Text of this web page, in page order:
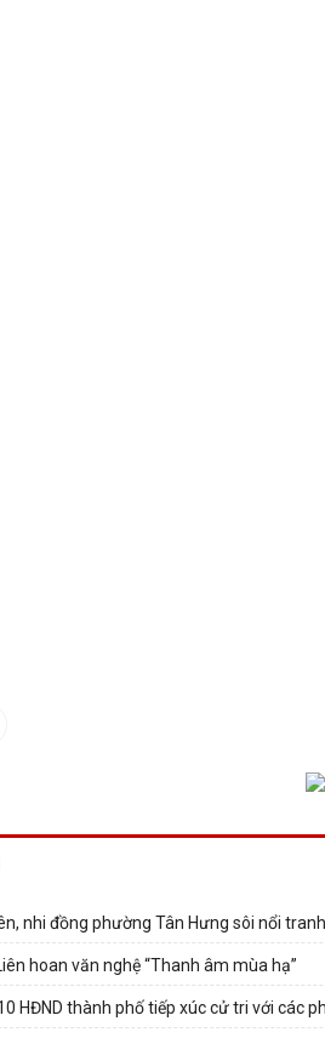
nhi đồng phường Tân Hưng sôi nổi
hoan văn nghệ “Thanh âm mùa hạ”
HĐND thành phố tiếp xúc cử tri với các